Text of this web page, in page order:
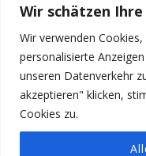
Wir schätzen
Wir verwenden
personalisierte
unseren Datenverkehr
akzeptieren" klicken,
Cookies zu.
Copyright © 2021 Purple